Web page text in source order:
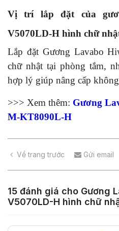
Vị trí lắp đặt của
V5070LD-H hình chữ
Lắp đặt Gương Lavabo
chữ nhật tại phòng tắm,
hợp lý giúp nâng cấp
>>> Xem thêm: Gương
M-KT8090L-H
Về trang trước Gửi email
15 đánh giá cho Gương
V5070LD-H hình chữ